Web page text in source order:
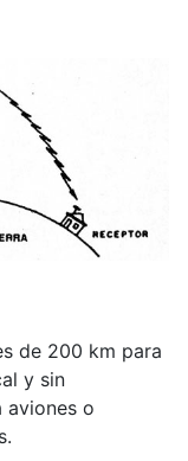
de 200 km para
y sin
aviones o